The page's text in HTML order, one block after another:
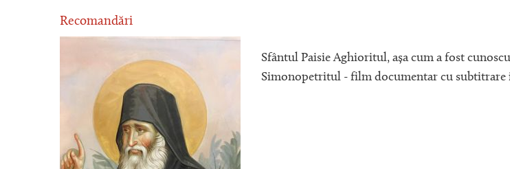
Recomandări
Sfântul Paisie Aghioritul, așa cum a fost
Simonopetritul - film documentar cu subtitrare